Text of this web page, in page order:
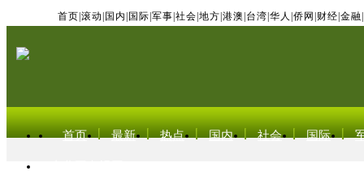
首页 滚动 国内 国际 军事 社会 地方 港澳 台湾 华人 侨网 财经 金融
首页 最新 热点 国内 社会 国际